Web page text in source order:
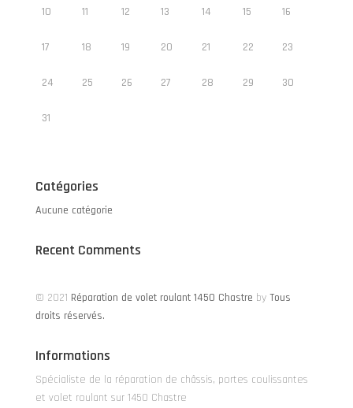
10 11 12 13 14 15 16
17 18 19 20 21 22 23
24 25 26 27 28 29 30
31
Catégories
Aucune catégorie
Recent Comments
© 2021 Réparation de volet roulant 1450 Chastre by Tous
droits réservés.
Informations
Spécialiste de la réparation de châssis, portes coulissantes
et volet roulant sur 1450 Chastre